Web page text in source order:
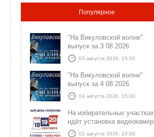
Популярное
"На Викуловской волне"
выпуск за 3 08 2026
03 августа 2026, 15:00
"На Викуловской волне"
выпуск за 4 08 2026
04 августа 2026, 15:00
На избирательных участках
идёт установка видеокамер
02 августа 2026, 10:00